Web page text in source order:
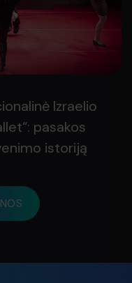
Izraelio
pasakos
istoriją